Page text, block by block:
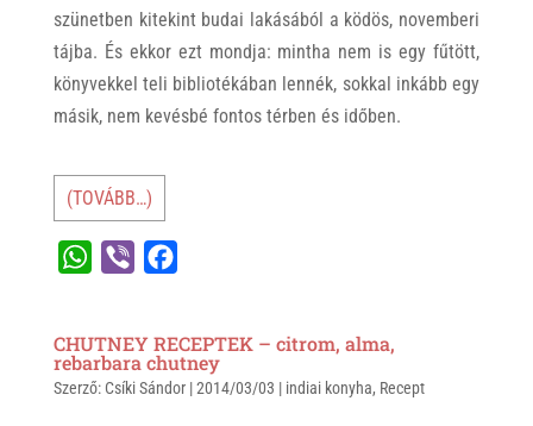
szünetben kitekint budai lakásából a ködös, novemberi
tájba. És ekkor ezt mondja: mintha nem is egy fűtött,
könyvekkel teli bibliotékában lennék, sokkal inkább egy
másik, nem kevésbé fontos térben és időben.
(TOVÁBB…)
t
s
e
r
e
b
CHUTNEY RECEPTEK – citrom, alma,
rebarbara chutney
Szerző: Csíki Sándor|2014/03/03 | indiai konyha, Recept